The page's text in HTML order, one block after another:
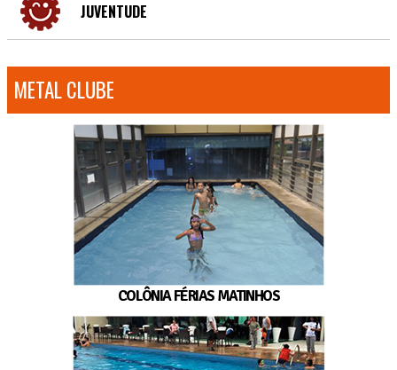
JUVENTUDE
METAL CLUBE
COLÔNIA FÉRIAS MATINHOS